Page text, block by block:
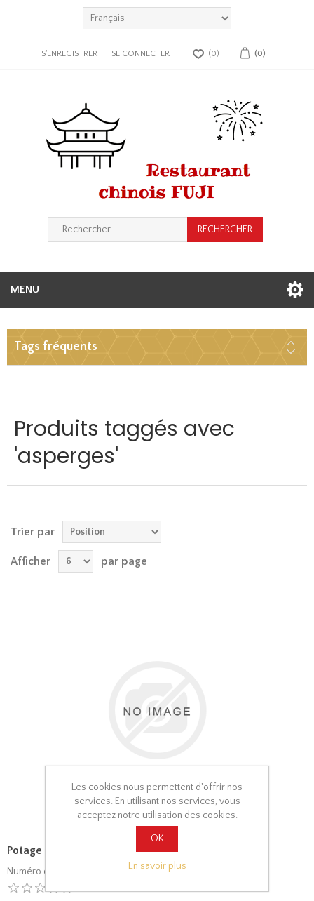
S'ENREGISTRER SE CONNECTER (0) (0)
MENU
Tags fréquents
Produits taggés avec
'asperges'
Trier par
Afficher par page
Potage au crabe et asperges
Numéro de menu:
Les cookies nous permettent d'offrir nos
services. En utilisant nos services, vous
acceptez notre utilisation des cookies.
OK
En savoir plus